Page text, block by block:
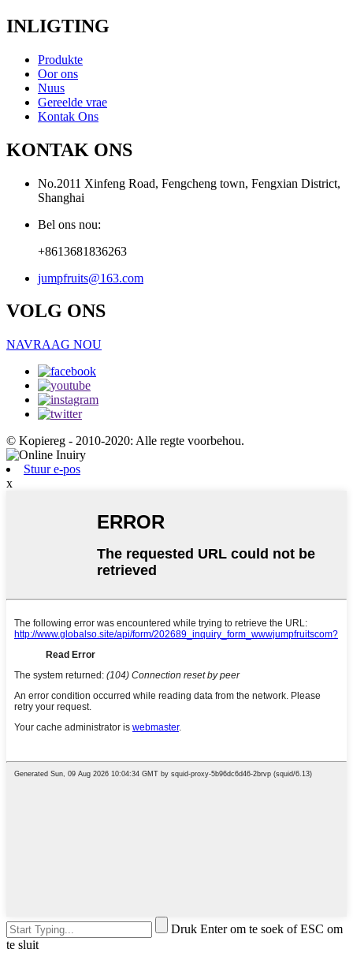
INLIGTING
Produkte
Oor ons
Nuus
Gereelde vrae
Kontak Ons
KONTAK ONS
No.2011 Xinfeng Road, Fengcheng town, Fengxian District,
Shanghai
Bel ons nou:
+8613681836263
jumpfruits@163.com
VOLG ONS
NAVRAAG NOU
© Kopiereg - 2010-2020: Alle regte voorbehou.
Stuur e-pos
x
Druk Enter om te soek of ESC om
te sluit